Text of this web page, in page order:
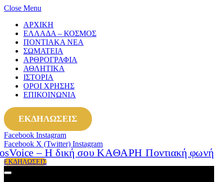
Close Menu
ΑΡΧΙΚΗ
ΕΛΛΑΔΑ – ΚΟΣΜΟΣ
ΠΟΝΤΙΑΚΑ ΝΕΑ
ΣΩΜΑΤΕΙΑ
ΑΡΘΡΟΓΡΑΦΙΑ
ΑΘΛΗΤΙΚΑ
ΙΣΤΟΡΙΑ
ΟΡΟΙ ΧΡΗΣΗΣ
ΕΠΙΚΟΙΝΩΝΙΑ
ΕΚΔΗΛΩΣΕΙΣ
Facebook Instagram
Facebook X (Twitter) Instagram
ΕΚΔΗΛΩΣΕΙΣ